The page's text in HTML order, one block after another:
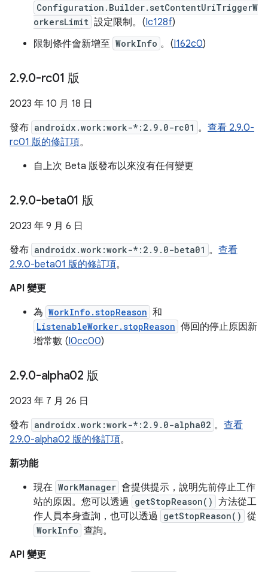
Configuration.Builder.setContentUriTriggerW
orkersLimit 設定限制。(Ic128f)
限制條件會新增至 WorkInfo 。(I162c0)
2.9.0-rc01 版
2023 年 10 月 18 日
發布 androidx.work:work-*:2.9.0-rc01 。 查看 2.9.0-
rc01 版的修訂項。
自上次 Beta 版發布以來沒有任何變更
2.9.0-beta01 版
2023 年 9 月 6 日
發布 androidx.work:work-*:2.9.0-beta01 。 查看
2.9.0-beta01 版的修訂項。
API 變更
為 WorkInfo.stopReason 和
ListenableWorker.stopReason 傳回的停止原因新
增常數 (I0cc00)
2.9.0-alpha02 版
2023 年 7 月 26 日
發布 androidx.work:work-*:2.9.0-alpha02 。 查看
2.9.0-alpha02 版的修訂項。
新功能
現在 WorkManager 會提供提示，說明先前停止工作
站的原因。您可以透過 getStopReason() 方法從工
作人員本身查詢，也可以透過 getStopReason() 從
WorkInfo 查詢。
API 變更